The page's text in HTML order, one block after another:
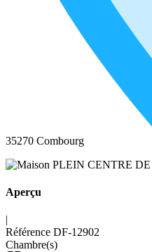
35270 Combourg
Aperçu
|
Référence DF-12902
Chambre(s)